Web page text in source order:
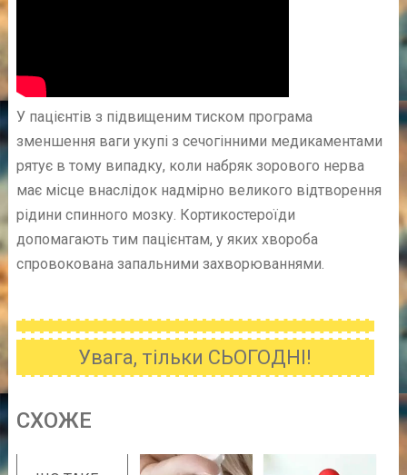
У пацієнтів з підвищеним тиском програма
зменшення ваги укупі з сечогінними медикаментами
рятує в тому випадку, коли набряк зорового нерва
має місце внаслідок надмірно великого відтворення
рідини спинного мозку. Кортикостероїди
допомагають тим пацієнтам, у яких хвороба
спровокована запальними захворюваннями.
Увага, тільки СЬОГОДНІ!
CХОЖE